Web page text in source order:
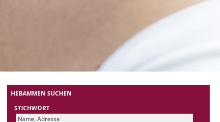
HEBAMMEN SUCHEN
STICHWORT